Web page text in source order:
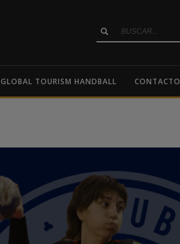
GLOBAL TOURISM HANDBALL CONTACTO